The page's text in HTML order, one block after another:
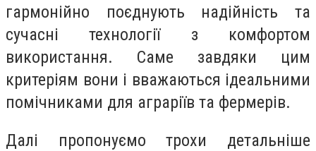
гармонійно поєднують надійність та
сучасні технології з комфортом
використання. Саме завдяки цим
критеріям вони і вважаються ідеальними
помічниками для аграріїв та фермерів.
Далі пропонуємо трохи детальніше